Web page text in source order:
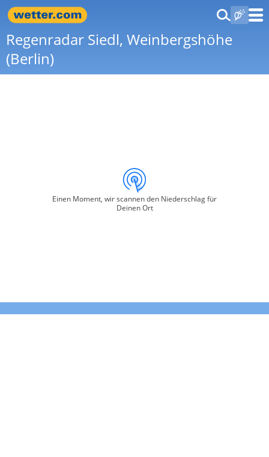
Regenradar Siedl, Weinbergshöhe
(Berlin)
Einen Moment, wir scannen den Niederschlag für
Deinen Ort